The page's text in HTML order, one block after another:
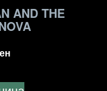
AND THE